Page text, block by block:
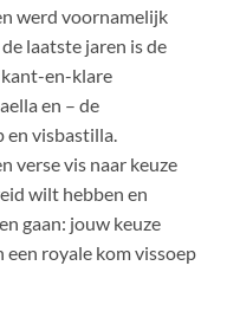
werd voornamelijk
laatste jaren is de
kant-en-klare
en – de
en visbastilla.
verse vis naar keuze
wilt hebben en
gaan: jouw keuze
royale kom vissoep